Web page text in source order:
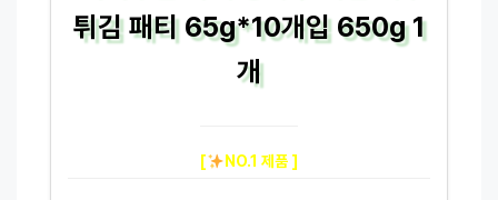
튀김 패티 65g*10개입 650g 1
개
[ NO.1 제품 ]